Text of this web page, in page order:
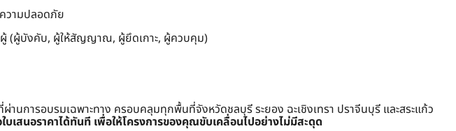
วามปลอดภัย
(ผู้บังคับ, ผู้ให้สัญญาณ, ผู้ยึดเกาะ, ผู้ควบคุม)
การอบรมเฉพาะทาง ครอบคลุมทุกพื้นที่จังหวัดชลบุรี ระยอง ฉะเชิงเทรา ปราจีนบุรี และสระแก้ว
เสนอราคาได้ทันที เพื่อให้โครงการของคุณขับเคลื่อนไปอย่างไม่มีสะดุด